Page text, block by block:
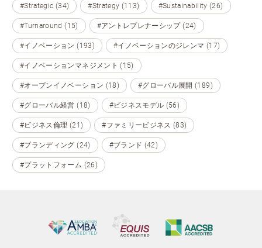
#Strategic (34) #Strategy (113) #Sustainability (26)
#Turnaround (15) #アントレプレナーシップ (24)
#イノベーション (193) #イノベーションのジレンマ (17)
#イノベーションマネジメント (15)
#オープンイノベーション (18) #グローバル展開 (189)
#グローバル経営 (18) #ビジネスモデル (56)
#ビジネス倫理 (21) #ファミリービジネス (83)
#ブランディング (24) #ブランド (42)
#プラットフォーム (26)